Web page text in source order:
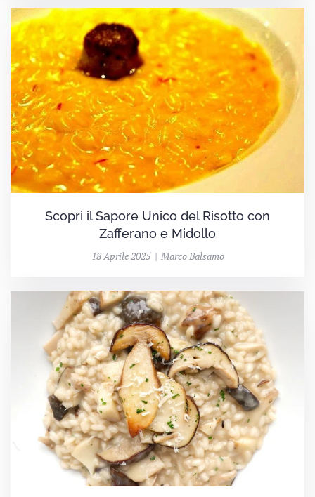
Scopri il Sapore Unico del Risotto con
Zafferano e Midollo
18 Aprile 2025 | Marco Balsamo